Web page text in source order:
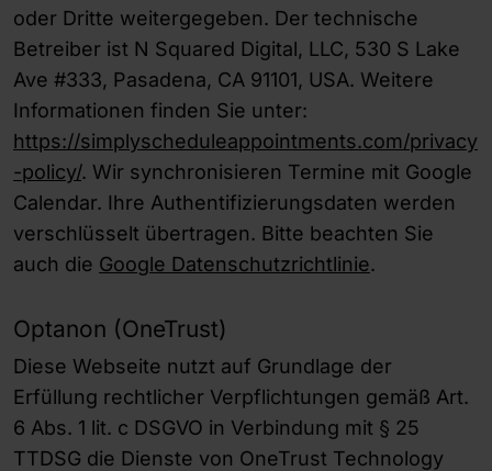
oder Dritte weitergegeben. Der technische
Betreiber ist N Squared Digital, LLC, 530 S Lake
Ave #333, Pasadena, CA 91101, USA. Weitere
Informationen finden Sie unter:
https://simplyscheduleappointments.com/privacy
-policy/. Wir synchronisieren Termine mit Google
Calendar. Ihre Authentifizierungsdaten werden
verschlüsselt übertragen. Bitte beachten Sie
auch die Google Datenschutzrichtlinie.
Optanon (OneTrust)
Diese Webseite nutzt auf Grundlage der
Erfüllung rechtlicher Verpflichtungen gemäß Art.
6 Abs. 1 lit. c DSGVO in Verbindung mit § 25
TTDSG die Dienste von OneTrust Technology